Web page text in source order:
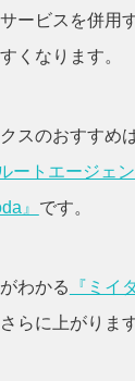
ービスを併用
くなります。
スのおすすめ
ートエージェン
』 です。
わかる 『ミイ
らに上がります